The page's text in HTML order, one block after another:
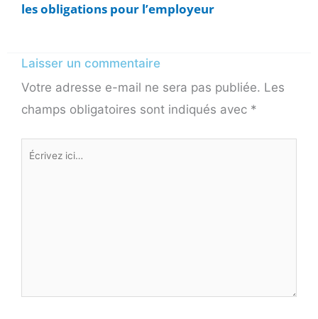
les obligations pour l’employeur
Laisser un commentaire
Votre adresse e-mail ne sera pas publiée. Les
champs obligatoires sont indiqués avec *
Écrivez